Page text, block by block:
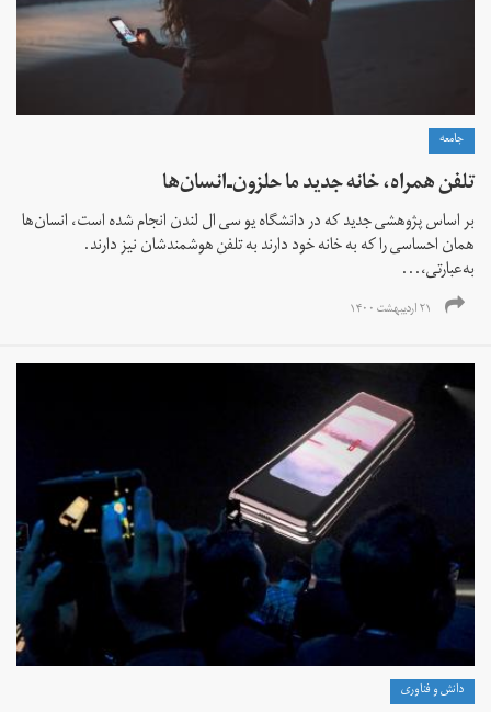
جامعه
تلفن‌ همراه، خانه جدید ما حلزون‌ـ‌انسان‌ها
بر اساس پژوهشی جدید که در دانشگاه یو سی ال لندن انجام شده است، انسان‌ها
همان احساسی را که به خانه خود دارند به تلفن هوشمندشان نیز دارند.
به‌عبارتی،...
۲۱ اردیبهشت ۱۴۰۰
دانش و فناوری